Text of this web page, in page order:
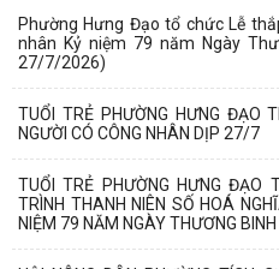
Phường Hưng Đạo tổ chức Lễ
nhân Kỷ niệm 79 năm Ngày
27/7/2026)
TUỔI TRẺ PHƯỜNG HƯNG ĐẠO
NGƯỜI CÓ CÔNG NHÂN DỊP 27/7
TUỔI TRẺ PHƯỜNG HƯNG ĐẠO
TRÌNH THANH NIÊN SỐ HOÁ
NIỆM 79 NĂM NGÀY THƯƠNG BINH